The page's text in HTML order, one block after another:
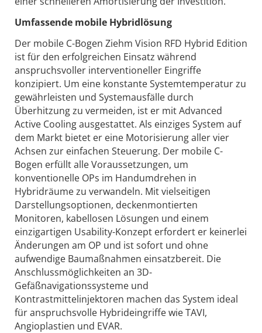
Umfassende mobile Hybridlösung
Der mobile C-Bogen Ziehm Vision RFD Hybrid Edition
ist für den erfolgreichen Einsatz während
anspruchsvoller interventioneller Eingriffe
konzipiert. Um eine konstante Systemtemperatur zu
gewährleisten und Systemausfälle durch
Überhitzung zu vermeiden, ist er mit Advanced
Active Cooling ausgestattet. Als einziges System auf
dem Markt bietet er eine Motorisierung aller vier
Achsen zur einfachen Steuerung. Der mobile C-
Bogen erfüllt alle Voraussetzungen, um
konventionelle OPs im Handumdrehen in
Hybridräume zu verwandeln. Mit vielseitigen
Darstellungsoptionen, deckenmontierten
Monitoren, kabellosen Lösungen und einem
einzigartigen Usability-Konzept erfordert er keinerlei
Änderungen am OP und ist sofort und ohne
aufwendige Baumaßnahmen einsatzbereit. Die
Anschlussmöglichkeiten an 3D-
Gefäßnavigationssysteme und
Kontrastmittelinjektoren machen das System ideal
für anspruchsvolle Hybrideingriffe wie TAVI,
Angioplastien und EVAR.